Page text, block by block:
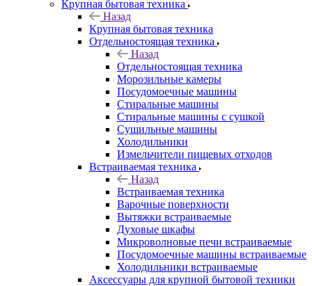
Крупная бытовая техника
Назад
Крупная бытовая техника
Отдельностоящая техника
Назад
Отдельностоящая техника
Морозильные камеры
Посудомоечные машины
Стиральные машины
Стиральные машины с сушкой
Сушильные машины
Холодильники
Измельчители пищевых отходов
Встраиваемая техника
Назад
Встраиваемая техника
Варочные поверхности
Вытяжки встраиваемые
Духовые шкафы
Микроволновые печи встраиваемые
Посудомоечные машины встраиваемые
Холодильники встраиваемые
Аксессуары для крупной бытовой техники